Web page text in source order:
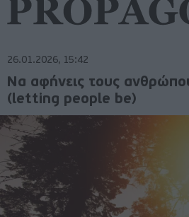
26.01.2026, 15:42
Να αφήνεις τους
(letting people be)